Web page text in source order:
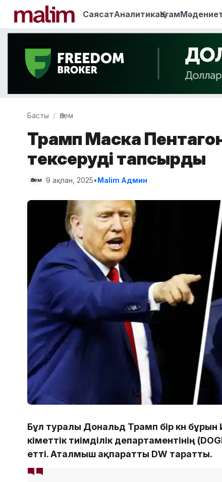
СаясатАналитикаҚоғам
Басты Әлем
Трамп Маскқа
тексеруді тапсырды
Әлем 9 ақпан, 2025•Malim Админ
Бұл туралы Дональд Трамп бір күн
үкіметтік тиімділік департаментінің
етті. Аталмыш ақпаратты DW таратты.